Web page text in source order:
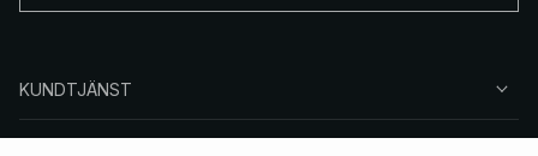
KUNDTJÄNST